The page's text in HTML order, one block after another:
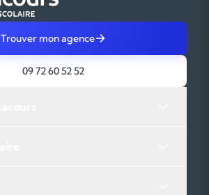
Trouver mon agence
09 72 60 52 52